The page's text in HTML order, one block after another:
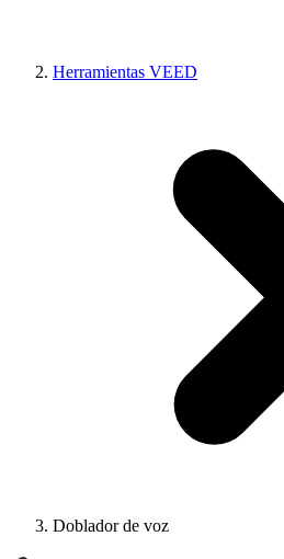
Herramientas VEED
Doblador de voz